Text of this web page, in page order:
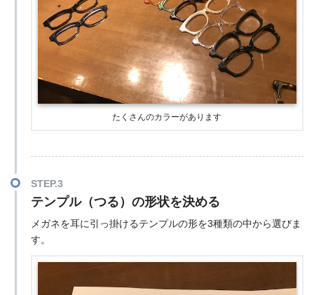
たくさんのカラーがあります
STEP.3
テンプル（つる）の形状を決める
メガネを耳に引っ掛けるテンプルの形を3種類の中から選びま
す。